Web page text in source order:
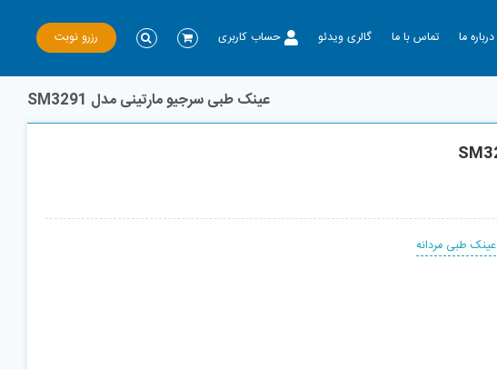
درباره ما تماس با ما گالری ویدئو حساب کاربری رزرو نوبت
عینک طبی سرجیو مارتینی مدل SM3291
عینک طبی مردانه